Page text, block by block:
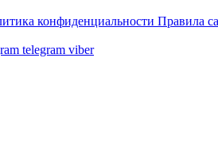
конфиденциальности Правила
telegram viber